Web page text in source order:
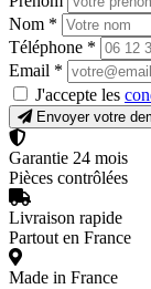
Nom *
Téléphone *
Email *
J'accepte les
Envoyer votre
Garantie 24 mois
Pièces contrôlées
Livraison rapide
Partout en France
Made in France